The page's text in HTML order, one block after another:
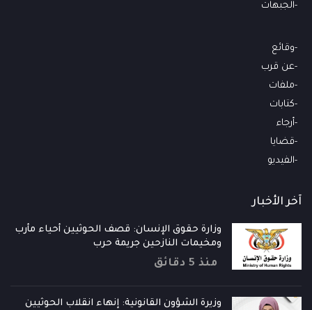
الجبهات
وقائع
عن قرب
ملفات
كتابات
أرجاء
قضايا
الفيديو
آخر الأخبار
وزارة حقوق الإنسان: قصف الحوثيين أحياء مأرب
ومخيمات النازحين جريمة حرب
منذ 5 دقائق
وزيرة الشؤون القانونية: إنهاء انقلاب الحوثيين